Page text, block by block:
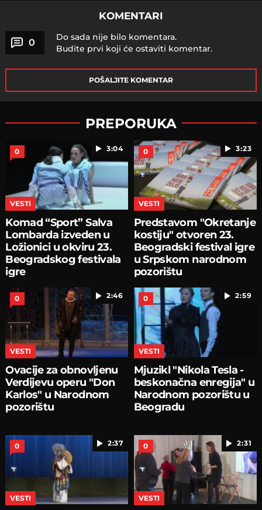
KOMENTARI
0
Do sada nije bilo komentara.
Budite prvi koji će ostaviti komentar.
POŠALJITE KOMENTAR
PREPORUKA
3:04
0
VESTI
Komad “Sport” Salva
Lombarda izveden u
Ložionici u okviru 23.
Beogradskog festivala
igre
3:23
0
VESTI
Predstavom "Okretanje
kostiju" otvoren 23.
Beogradski festival igre
u Srpskom narodnom
pozorištu
2:46
0
VESTI
Ovacije za obnovljenu
Verdijevu operu "Don
Karlos" u Narodnom
pozorištu
2:59
0
VESTI
Mjuzikl "Nikola Tesla -
beskonačna enregija" u
Narodnom pozorištu u
Beogradu
2:37
0
VESTI
2:31
0
VESTI